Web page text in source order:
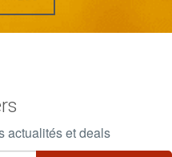
actualités et deals